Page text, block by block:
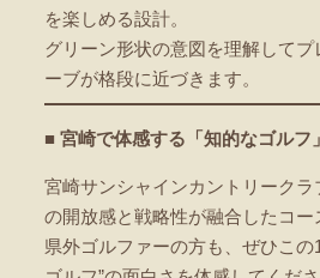
を楽しめる設計。
グリーン形状の意図を理解して
ーブが格段に近づきます。
■ 宮崎で体感する「知的なゴルフ」
宮崎サンシャインカントリークラ
の開放感と戦略性が融合したコー
県外ゴルファーの方も、ぜひこの